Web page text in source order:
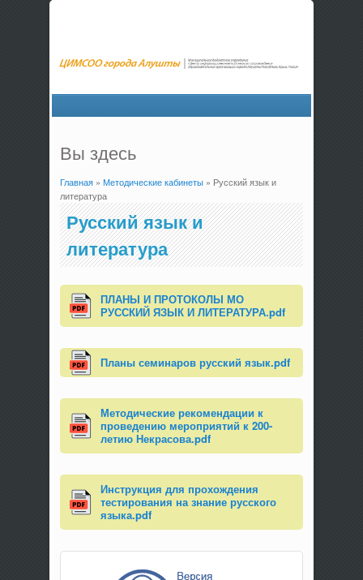
Вы здесь
Главная» Методические кабинеты» Русский язык и
литература
Русский язык и
литература
ПЛАНЫ И ПРОТОКОЛЫ МО
РУССКИЙ ЯЗЫК И ЛИТЕРАТУРА.pdf
Планы семинаров русский язык.pdf
Методические рекомендации к
проведению мероприятий к 200-
летию Некрасова.pdf
Инструкция для прохождения
тестирования на знание русского
языка.pdf